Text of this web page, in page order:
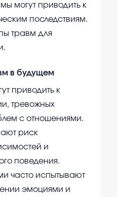
могут приводить к
последствиям.
травм для
в будущем
приводить к
тревожных
с отношениями.
риск
и
поведения.
часто испытывают
эмоциями и